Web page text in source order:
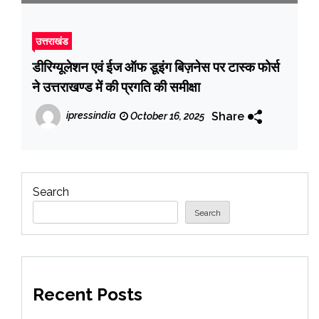
उत्तराखंड
डीरिग्यूलेशन एवं ईज ऑफ डूइंग बिज़नेस पर टास्क फोर्स
ने उत्तराखण्ड में की प्रगति की समीक्षा
ipressindia October 16, 2025 Share
Search
Search
Recent Posts